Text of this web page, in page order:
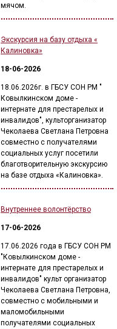
мячом.
Экскурсия на базу отдыха «
Калиновка»
18-06-2026
18.06.2026г. в ГБСУ СОН РМ "
Ковылкинском доме -
интернате для престарелых и
инвалидов", культорганизатор
Чеколаева Светлана Петровна
совместно с получателями
социальных услуг посетили
благотворительную экскурсию
на базе отдыха «Калиновка».
Внутреннее волонтёрство
17-06-2026
17.06.2026 года в ГБСУ СОН РМ
"Ковылкинском доме -
интернате для престарелых и
инвалидов" культ организатор
Чеколаева Светлана Петровна,
совместно с мобильными и
маломобильными
получателями социальных